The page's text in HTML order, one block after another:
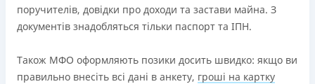
Безкоштовний переказ кредитних коштів з Pluscard
на будь-яку картку іншого банку (операція
Максимальний кредитний ліміт відразу при
оформленні картки (до 50 000 грн. при відповідному
поручителів, довідки про доходи та застави майна. З
документів знадобляться тільки паспорт та ІПН.
Також МФО оформляють позики досить швидко: якщо ви
правильно внесіть всі дані в анкету, гроші на картку